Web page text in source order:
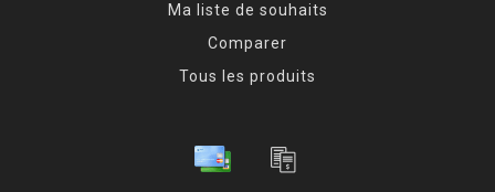
Ma liste de souhaits
Comparer
Tous les produits